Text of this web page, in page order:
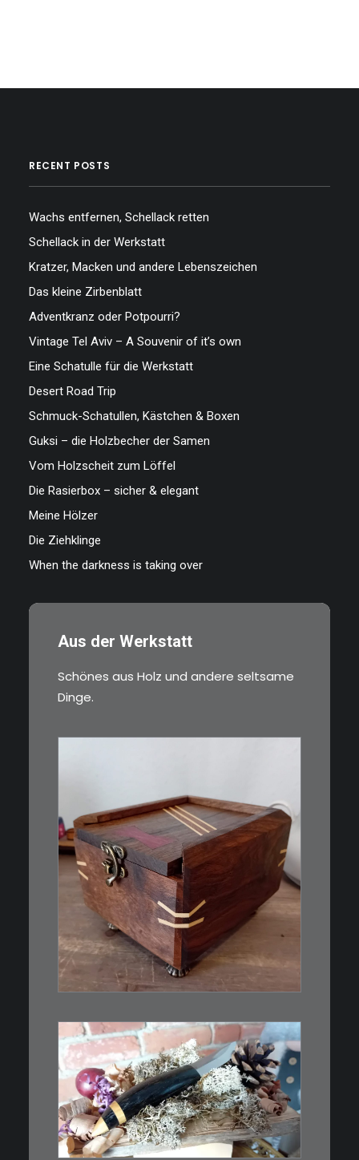
RECENT POSTS
Wachs entfernen, Schellack retten
Schellack in der Werkstatt
Kratzer, Macken und andere Lebenszeichen
Das kleine Zirbenblatt
Adventkranz oder Potpourri?
Vintage Tel Aviv – A Souvenir of it’s own
Eine Schatulle für die Werkstatt
Desert Road Trip
Schmuck-Schatullen, Kästchen & Boxen
Guksi – die Holzbecher der Samen
Vom Holzscheit zum Löffel
Die Rasierbox – sicher & elegant
Meine Hölzer
Die Ziehklinge
When the darkness is taking over
Aus der Werkstatt
Schönes aus Holz und andere seltsame
Dinge.
€39,00
Eine kleine, simple Schatulle
aus Nussbaum…
€39,00
Kleines Schmuckmesser, ideal
als…